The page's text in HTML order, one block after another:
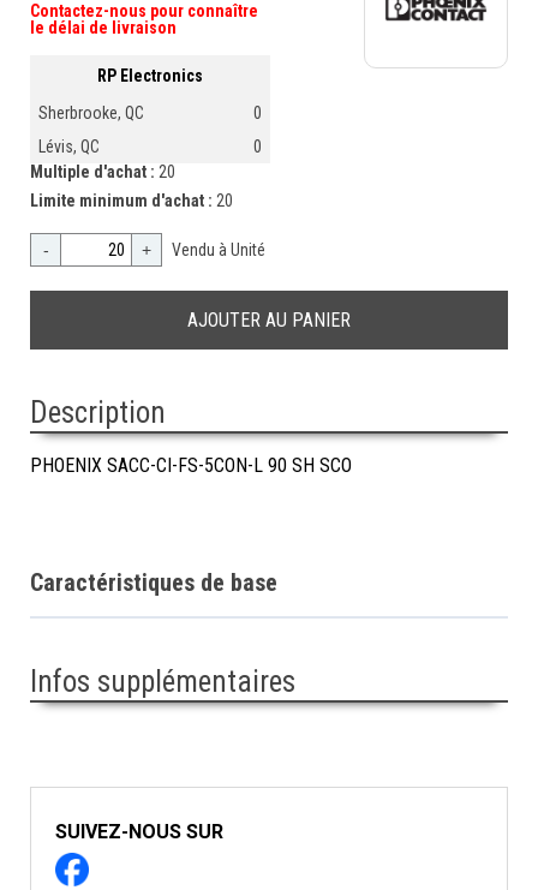
Contactez-nous pour connaître
le délai de livraison
RP Electronics
Sherbrooke, QC
0
Lévis, QC
0
Multiple d'achat : 20
Limite minimum d'achat : 20
- + Vendu à Unité
Description
PHOENIX SACC-CI-FS-5CON-L 90 SH SCO
Caractéristiques de base
Infos supplémentaires
SUIVEZ-NOUS SUR